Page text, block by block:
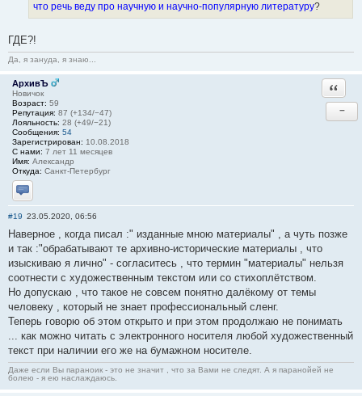
что речь веду про научную и научно-популярную литературу?
ГДЕ?!
Да, я зануда, я знаю...
АрхивЪ
Новичок
Возраст: 59
Репутация: 87 (+134/−47)
Лояльность: 28 (+49/−21)
Сообщения: 54
Зарегистрирован: 10.08.2018
С нами: 7 лет 11 месяцев
Имя: Александр
Откуда: Санкт-Петербург
Отправить личное сообщение
−
#19 23.05.2020, 06:56
Наверное , когда писал :" изданные мною материалы" , а чуть позже
и так :"обрабатывают те архивно-исторические материалы , что
изыскиваю я лично" - согласитесь , что термин "материалы" нельзя
соотнести с художественным текстом или со стихоплётством.
Но допускаю , что такое не совсем понятно далёкому от темы
человеку , который не знает профессиональный сленг.
Теперь говорю об этом открыто и при этом продолжаю не понимать
... как можно читать с электронного носителя любой художественный
текст при наличии его же на бумажном носителе.
Даже если Вы параноик - это не значит , что за Вами не следят. А я паранойей не
болею - я ею наслаждаюсь.